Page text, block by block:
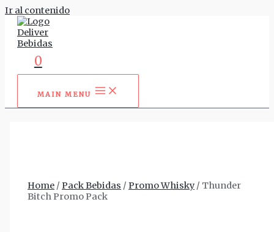
Ir al contenido
0
MAIN MENU
Home /Pack Bebidas /Promo Whisky/ Thunder
Bitch Promo Pack